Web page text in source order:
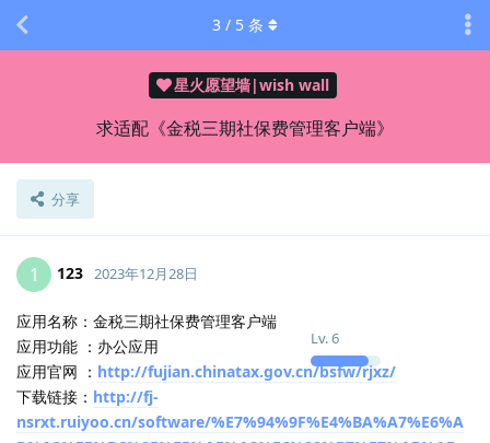
星火愿望墙|wish wall
求适配《金税三期社保费管理客户端》
分享
3 / 5 条
1 123
Lv.6
2023年12月28日
应用名称：金税三期社保费管理客户端
应用功能 ：办公应用
应用官网 ： http://fujian.chinatax.gov.cn/bsfw/rjxz/
下载链接： http://fj-
nsrxt.ruiyoo.cn/software/%E7%94%9F%E4%BA%A7%E6%A